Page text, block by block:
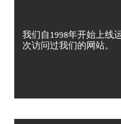
我们自1998年开始上线
次访问过我们的网站。